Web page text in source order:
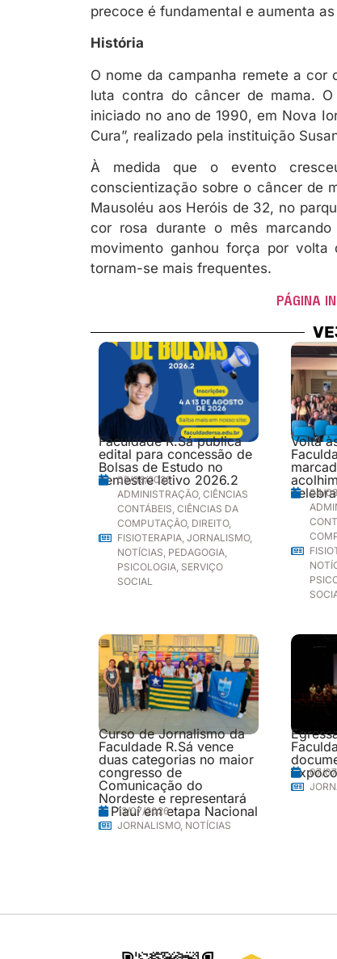
precoce é fundamental e aumenta
História
O nome da campanha remete a cor
luta contra do câncer de mama.
iniciado no ano de 1990, em Nova
Cura”, realizado pela instituição
À medida que o evento
conscientização sobre o câncer de
Mausoléu aos Heróis de 32, no
cor rosa durante o mês
movimento ganhou força por
tornam-se mais frequentes.
PÁGINA
Faculdade R.Sá publica
edital para concessão de
Bolsas de Estudo no
semestre letivo 2026.2
05/08/2026
ADMINISTRAÇÃO, CIÊNCIAS
CONTÁBEIS, CIÊNCIAS DA
COMPUTAÇÃO, DIREITO,
FISIOTERAPIA, JORNALISMO,
NOTÍCIAS, PEDAGOGIA,
PSICOLOGIA, SERVIÇO
SOCIAL
Volta
04/
Curso de Jornalismo da
Faculdade R.Sá vence
duas categorias no maior
congresso de
Comunicação do
Nordeste e representará
o Piauí em etapa Nacional
13/07/2026
JORNALISMO, NOTÍCIAS
07/